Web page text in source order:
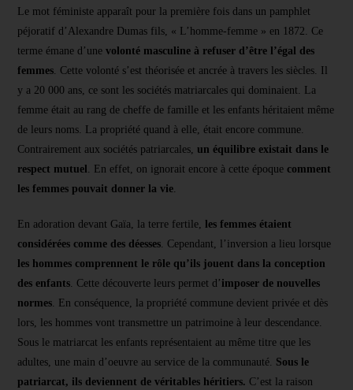
Le mot féministe apparaît pour la première fois dans un pamphlet
péjoratif d’Alexandre Dumas fils, « L’homme-femme » en 1872. Ce
terme émane d’unevolonté masculine à refuser d’être l’égal des
femmes . Cette volonté s’est théorisée et ancrée à travers les siècles. Il
y a 20 000 ans, ce sont les sociétés matriarcales qui dominaient. La
femme était au rang de cheffe de famille et les enfants héritaient même
de leurs noms. La propriété quand à elle, était encore commune.
Contrairement aux sociétés patriarcales,un équilibre existait dans le
respect mutuel . En effet, on ignorait encore à cette époquecomment
les femmes pouvait donner la vie
En adoration devant Gaïa, la terre fertile, les femmes étaient
considérées comme des déesses . Cependant, l’inversion a lieu lorsque
les hommes comprennent le rôle qu’ils jouent dans la conception
des enfants . Cette découverte leurs permet d’ imposer de nouvelles
normes . En conséquence, la propriété commune devient privée et dès
lors, les hommes vont transmettre un patrimoine à leur descendance.
Sous le matriarcat les enfants représentaient au même titre que les
adultes, une main d’oeuvre au service de la communauté. Sous le
patriarcat, ils deviennent de véritables héritiers. C’est la raison